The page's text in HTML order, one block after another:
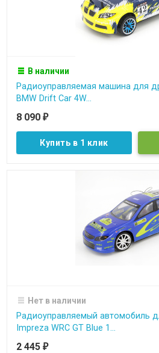
В наличии
Радиоуправляемая машина для
BMW Drift Car 4W...
8 090 ₽
Купить в 1 клик
Нет в наличии
Радиоуправляемый автомобиль
Impreza WRC GT Blue 1...
2 445 ₽